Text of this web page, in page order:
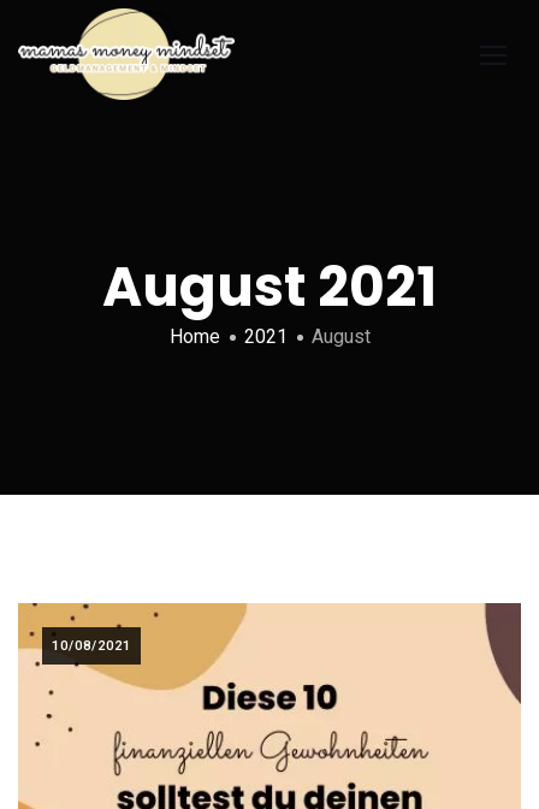
August 2021
Home 2021 August
10/08/2021